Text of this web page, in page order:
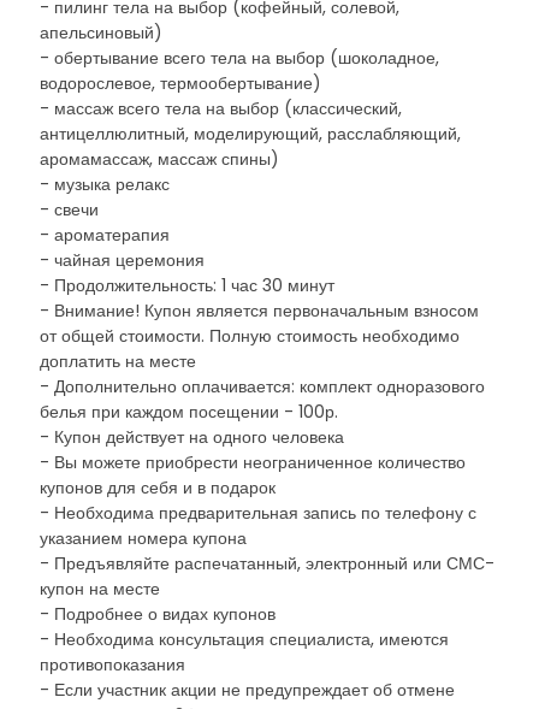
- пилинг тела на выбор (кофейный, солевой,
апельсиновый)
- обертывание всего тела на выбор (шоколадное,
водорослевое, термообертывание)
- массаж всего тела на выбор (классический,
антицеллюлитный, моделирующий, расслабляющий,
аромамассаж, массаж спины)
- музыка релакс
- свечи
- ароматерапия
- чайная церемония
- Продолжительность: 1 час 30 минут
- Внимание! Купон является первоначальным взносом
от общей стоимости. Полную стоимость необходимо
доплатить на месте
- Дополнительно оплачивается: комплект одноразового
белья при каждом посещении - 100р.
- Купон действует на одного человека
- Вы можете приобрести неограниченное количество
купонов для себя и в подарок
- Необходима предварительная запись по телефону с
указанием номера купона
- Предъявляйте распечатанный, электронный или СМС-
купон на месте
- Подробнее о видах купонов
- Необходима консультация специалиста, имеются
противопоказания
- Если участник акции не предупреждает об отмене